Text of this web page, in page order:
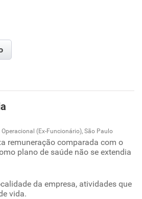
familiar
familiar
(Ex-Funcionário), São Paulo
remuneração comparada com o
plano de saúde não se extendia
da empresa, atividades que
vida.